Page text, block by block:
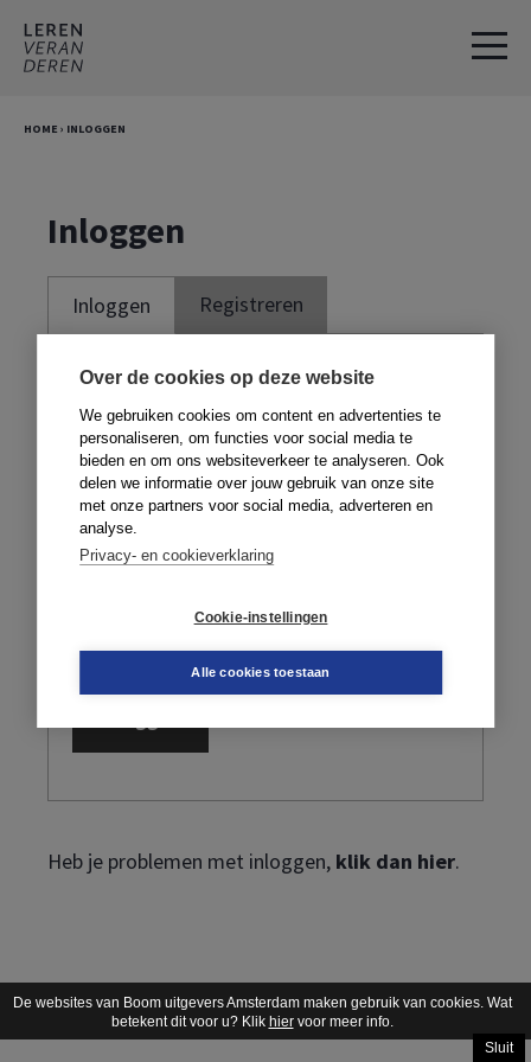
De websites van Boom uitgevers Amsterdam maken gebruik van cookies. Wat
betekent dit voor u? Klik hiervoor meer info.
Sluit
Over de cookies op deze website
We gebruiken cookies om content en advertenties te
personaliseren, om functies voor social media te
bieden en om ons websiteverkeer te analyseren. Ook
delen we informatie over jouw gebruik van onze site
met onze partners voor social media, adverteren en
analyse.
Privacy- en cookieverklaring
Cookie-instellingen
Alle cookies toestaan
naar
naar
HOME› INLOGGEN
Inloggen
Inloggen Registreren
Je moet ingelogd zijn om deze website te
kunnen gebruiken. Om te kunnen inloggen,
moet je je registreren met de code voor in
je boek. Heb je geen boek, klik dan hier.
Ik ben mijn wachtwoord vergeten
Heb je problemen met inloggen, klik dan hier.